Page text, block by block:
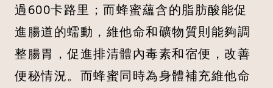
過600卡路里；而蜂蜜蘊含的脂肪酸能促
進腸道的蠕動，維他命和礦物質則能夠調
整腸胃，促進排清體內毒素和宿便，改善
便秘情況。而蜂蜜同時為身體補充維他命